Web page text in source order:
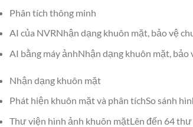
Phân tích thông minh
AI của NVRNhận dạng khuôn mặt, bảo vệ
AI bằng máy ảnhNhận dạng khuôn mặt, bảo
Nhận dạng khuôn mặt
Phát hiện khuôn mặt và phân tíchSo sánh
Thư viện hình ảnh khuôn mặtLên đến 64